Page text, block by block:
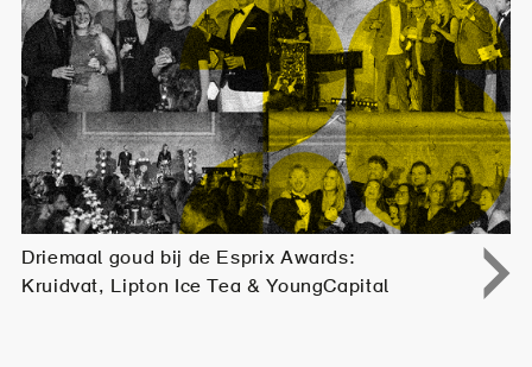
Driemaal goud bij de Esprix Awards:
Kruidvat, Lipton Ice Tea & YoungCapital